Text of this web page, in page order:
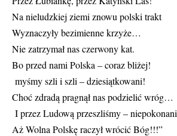
Na nieludzkiej ziemi znowu polski trakt
Wyznaczyły bezimienne krzyże…
Nie zatrzymał nas czerwony kat.
Bo przed nami Polska – coraz bliżej!
myśmy szli i szli – dziesiątkowani!
Choć zdradą pragnął nas podzielić wróg…
I przez Ludową przeszliśmy – niepokonani
Aż Wolna Polskę raczył wrócić Bóg!!!”